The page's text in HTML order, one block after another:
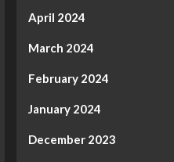
April 2024
March 2024
February 2024
January 2024
December 2023